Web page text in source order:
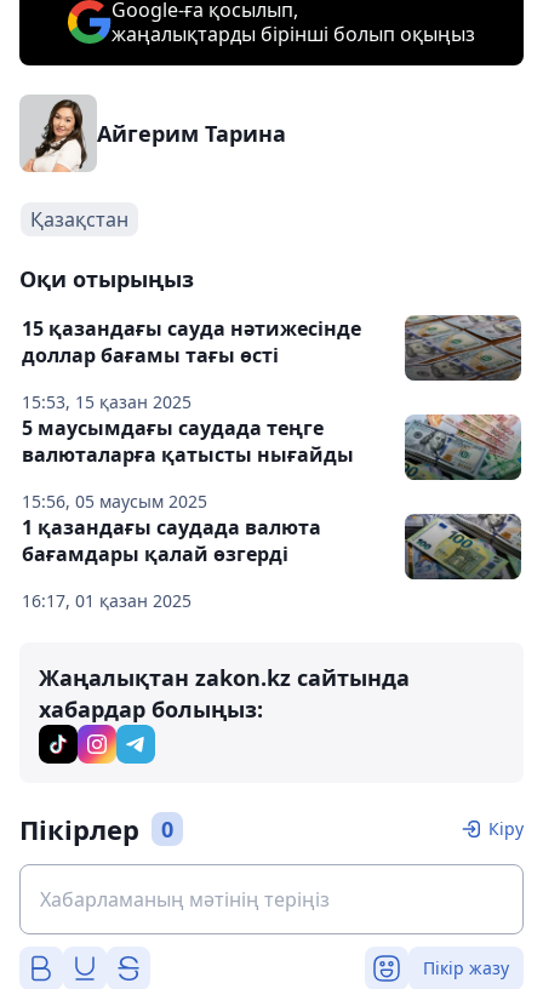
Google-ға қосылып,
жаңалықтарды бірінші болып оқыңыз
Айгерим Тарина
Қазақстан
Оқи отырыңыз
15:53, 15 қазан 2025
15 қазандағы сауда нәтижесінде
доллар бағамы тағы өсті
15:56, 05 маусым 2025
5 маусымдағы саудада теңге
валюталарға қатысты нығайды
16:17, 01 қазан 2025
1 қазандағы саудада валюта
бағамдары қалай өзгерді
Жаңалықтан zakon.kz сайтында
хабардар болыңыз:
Пікірлер 0 Кіру
Пікір жазу